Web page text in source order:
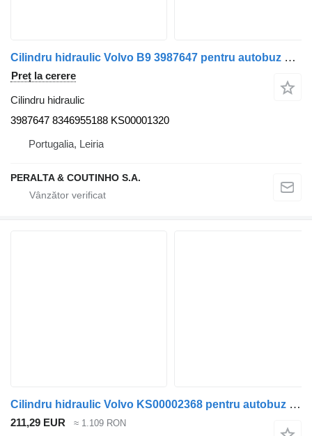
Cilindru hidraulic Volvo B9 3987647 pentru autobuz Volvo B9
Preț la cerere
Cilindru hidraulic
3987647 8346955188 KS00001320
Portugalia, Leiria
PERALTA & COUTINHO S.A.
Cilindru hidraulic Volvo KS00002368 pentru autobuz Volvo B6, B7, B9, B10, B12 bus (1978-2011)
211,29 EUR ≈ 1.109 RON